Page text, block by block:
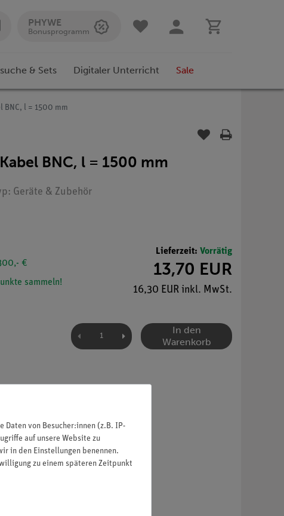
PHYWE
Bonusprogramm
& Sets Digitaler Unterricht Sale
BNC, l = 1500 mm
BNC, l = 1500 mm
Geräte & Zubehör
€
sammeln!
Lieferzeit: Vorrätig
13,70 EUR
16,30 EUR inkl. MwSt.
In den
Warenkorb
Daten von Besucher:innen (z.B. IP-
auf unsere Website zu
in den Einstellungen benennen.
zu einem späteren Zeitpunkt